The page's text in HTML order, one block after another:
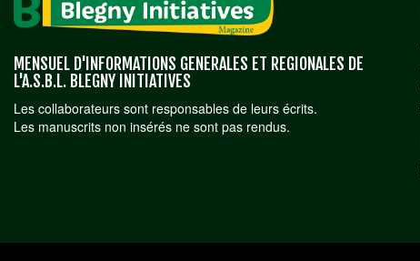
MENSUEL D'INFORMATIONS GENERALES ET REGIONALES DE
L'A.S.B.L. BLEGNY INITIATIVES
Les collaborateurs sont responsables de leurs écrits.
Les manuscrits non insérés ne sont pas rendus.